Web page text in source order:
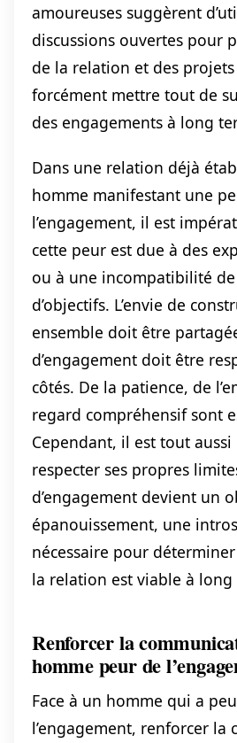
amoureuses suggèrent
discussions ouvertes pour
de la relation et des
forcément mettre tout de
des engagements à long
Dans une relation déjà
homme manifestant une
l’engagement, il est
cette peur est due à des
ou à une incompatibilité
d’objectifs. L’envie de
ensemble doit être
d’engagement doit être
côtés. De la patience, de
regard compréhensif sont
Cependant, il est tout
respecter ses propres
d’engagement devient un
épanouissement, une
nécessaire pour
la relation est viable à long
Renforcer la
homme peur de
Face à un homme qui a
l’engagement, renforcer la